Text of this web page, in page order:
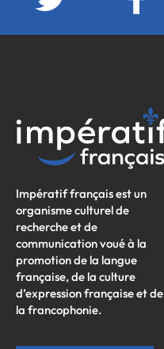
Impératif français est un
organisme culturel de
recherche et de
communication voué à la
promotion de la langue
française, de la culture
d’expression française et de
la francophonie.